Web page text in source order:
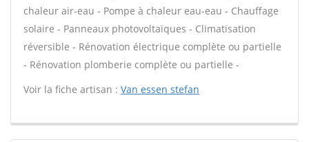
chaleur air-eau - Pompe à chaleur eau-eau - Chauffage
solaire - Panneaux photovoltaïques - Climatisation
réversible - Rénovation électrique complète ou partielle
- Rénovation plomberie complète ou partielle -
Voir la fiche artisan : Van essen stefan